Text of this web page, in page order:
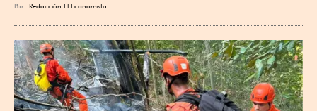
Por Redacción El Economista